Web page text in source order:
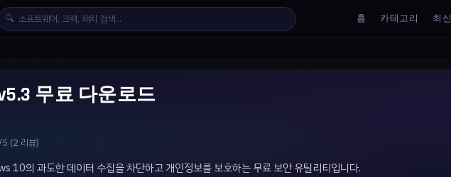
🔍 홈 카테고리 최신
무료 다운로드
(2 리뷰)
의 과도한 데이터 수집을 차단하고 개인정보를 보호하는 무료 보안 유틸리티입니다.